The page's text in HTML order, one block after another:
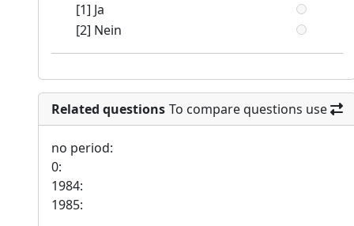
[1] Ja
[2] Nein
Related questions To compare questions use
no period:
0:
1984:
1985: